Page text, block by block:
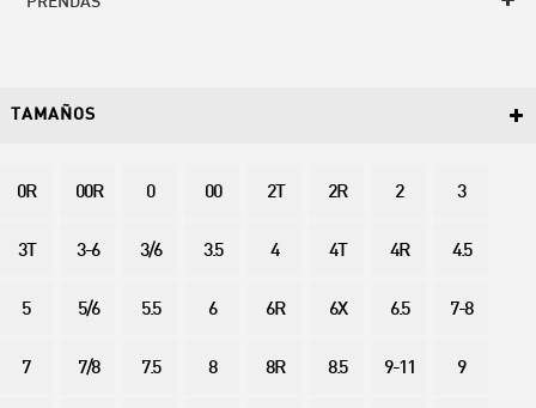
TAMAÑOS
0R 00R 0 00 2T 2R 2 3
3T 3-6 3/6 3.5 4 4T 4R 4.5
5 5/6 5.5 6 6R 6X 6.5 7-8
7 7/8 7.5 8 8R 8.5 9-11 9